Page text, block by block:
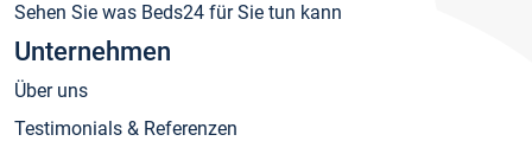
Sehen Sie was Beds24 für Sie tun kann
Unternehmen
Über uns
Testimonials & Referenzen